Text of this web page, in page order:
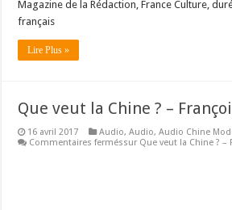
Magazine de la Rédaction, France Culture,
français
Lire Plus »
Que veut la Chine ? –
16 avril 2017 Audio,Audio,Audio Chine
Commentaires ferméssur Que veut la Chine ?